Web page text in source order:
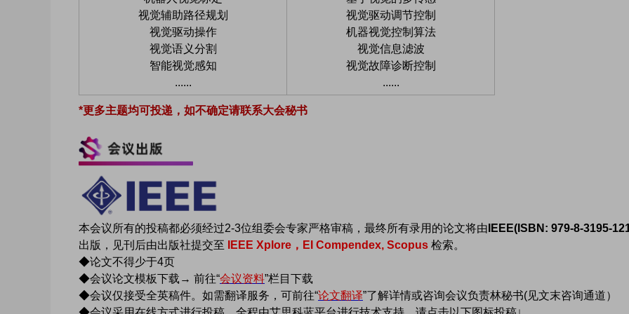
视觉辅助路径规划
视觉驱动操作
视觉语义分割
智能视觉感知
......
视觉驱动调节控制
机器视觉控制算法
视觉信息滤波
视觉故障诊断控制
......
*更多主题均可投递，如不确定请联系大会秘书
本会议所有的投稿都必须经过2-3位组委会专家严格审稿，最终所有录用的论文将由 IEEE(ISBN: 979-8-3195-
出版，见刊后由出版社提交至 IEEE Xplore， EI Compendex, Scopus 检索。
◆论文不得少于4页
◆会议论文模板下载→ 前往“会议资料”栏目下载
◆会议仅接受全英稿件。如需翻译服务，可前往“论文翻译”了解详情或咨询会议负责林秘书(见文末咨询通道）